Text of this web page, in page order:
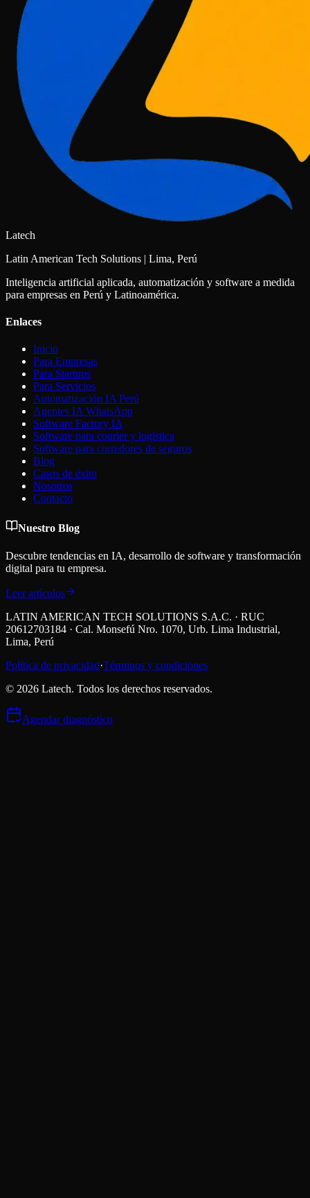
Latech
Latin American Tech Solutions | Lima, Perú
Inteligencia artificial aplicada, automatización y software a medida
para empresas en Perú y Latinoamérica.
Enlaces
Inicio
Para Empresas
Para Startups
Para Servicios
Automatización IA Perú
Agentes IA WhatsApp
Software Factory IA
Software para courier y logística
Software para corredores de seguros
Blog
Casos de éxito
Nosotros
Contacto
Nuestro Blog
Descubre tendencias en IA, desarrollo de software y transformación
digital para tu empresa.
Leer artículos
LATIN AMERICAN TECH SOLUTIONS S.A.C. · RUC
20612703184 · Cal. Monsefú Nro. 1070, Urb. Lima Industrial,
Lima, Perú
Política de privacidad·Términos y condiciones
© 2026 Latech. Todos los derechos reservados.
Agendar diagnóstico